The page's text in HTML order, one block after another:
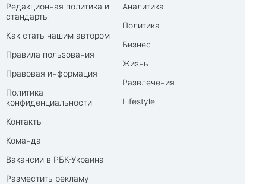
Редакционная политика и
стандарты
Как стать нашим автором
Правила пользования
Правовая информация
Политика
конфиденциальности
Контакты
Команда
Вакансии в РБК-Украина
Разместить рекламу
Аналитика
Политика
Бизнес
Жизнь
Развлечения
Lifestyle